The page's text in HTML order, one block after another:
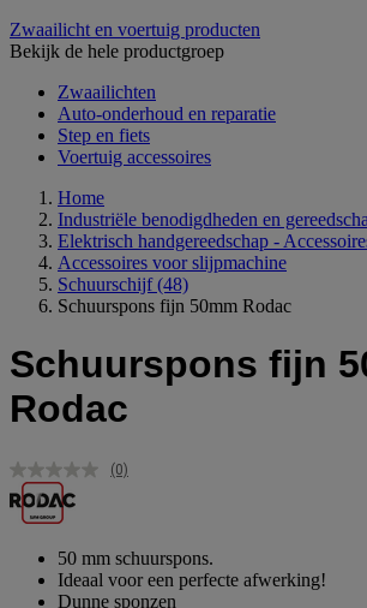
Zwaailicht en voertuig producten
Bekijk de hele productgroep
Zwaailichten
Auto-onderhoud en reparatie
Step en fiets
Voertuig accessoires
Home
Industriële benodigdheden en
Elektrisch handgereedschap -
Accessoires voor slijpmachine
Schuurschijf (48)
Schuurspons fijn 50mm Rodac
Schuurspons fijn
Rodac
Geen
(0)
50 mm schuurspons.
Ideaal voor een perfecte afwerking!
Dunne sponzen